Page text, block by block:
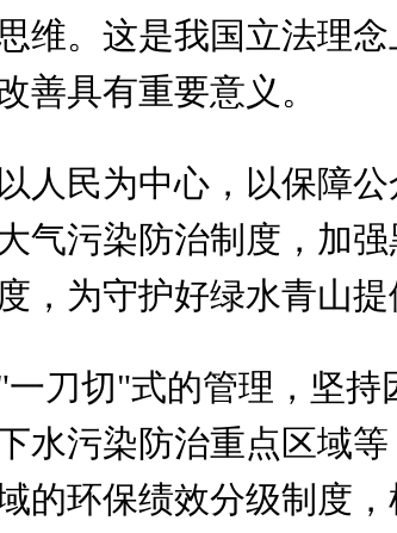
维。这是我国立法理
善具有重要意义。
人民为中心，以保障
气污染防治制度，加
为守护好绿水青山提
刀切"式的管理，坚
水污染防治重点区域
的环保绩效分级制度